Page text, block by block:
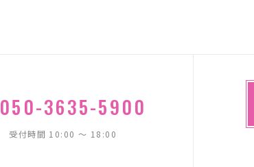
050-3635-5900
受付時間 10:00 〜 18:00